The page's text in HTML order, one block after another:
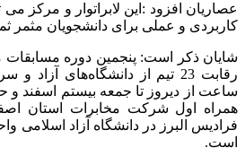
عصاریان افزود :این لابراتوار و مرکز
کاربردی و عملی برای دانشجویان مثمر
شایان ذکر است: پنجمین دوره مسابقات
ساعت از دیروز تا جمعه بیستم اسفند و
همراه اول شرکت مخابرات استان
فرادیس البرز در دانشگاه آزاد اسلامی
است.